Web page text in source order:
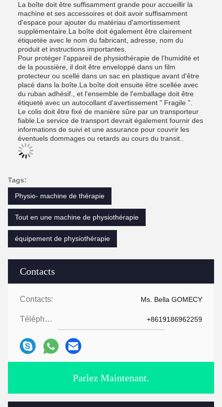
Contacts
Contacts: Ms. Bella GOMECY
Téléphone: +8619186962259
Parlez Maintenant.
La boîte doit être suffisamment grande pour accueillir la
machine et ses accessoires et doit avoir suffisamment
d'espace pour ajouter du matériau d'amortissement
supplémentaire.La boîte doit également être clairement
étiquetée avec le nom du fabricant, adresse, nom du
produit et instructions importantes.
Pour protéger l'appareil de physiothérapie de l'humidité et
de la poussière, il doit être enveloppé dans un film
protecteur ou scellé dans un sac en plastique avant d'être
placé dans la boîte.La boîte doit ensuite être scellée avec
du ruban adhésif., et l'ensemble de l'emballage doit être
étiqueté avec un autocollant d'avertissement " Fragile ".
Le colis doit être fixé de manière sûre par un transporteur
fiable.Le service de transport devrait également fournir des
informations de suivi et une assurance pour couvrir les
éventuels dommages ou retards au cours du transit..
Tags:
Physio- machine de thérapie
Tout en une machine de physiothérapie
équipement de physiothérapie